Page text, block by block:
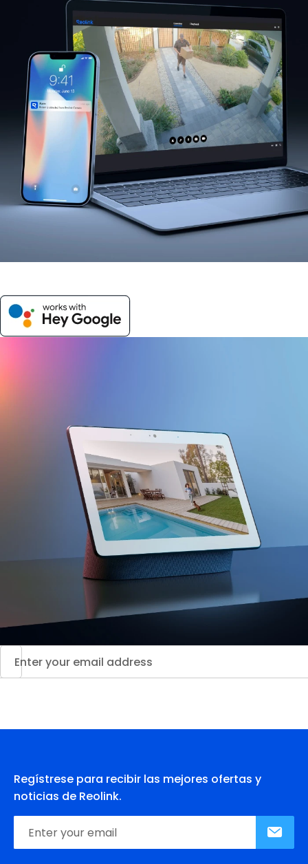
Regístrese para recibir las mejores ofertas y
noticias de Reolink.